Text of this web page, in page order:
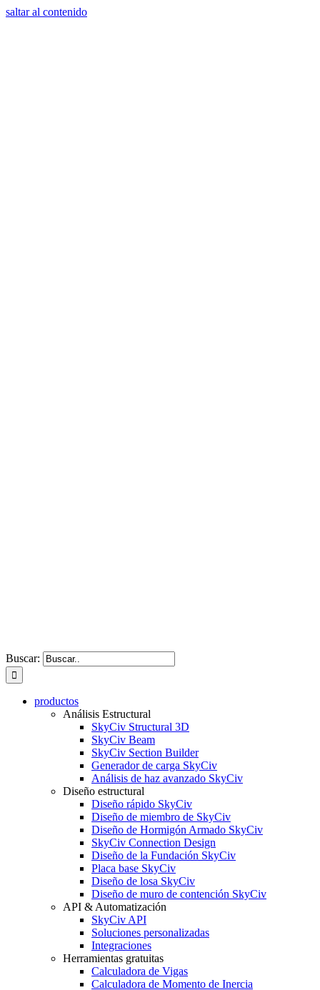
saltar al contenido
Buscar:
productos
Análisis Estructural
SkyCiv Structural 3D
SkyCiv Beam
SkyCiv Section Builder
Generador de carga SkyCiv
Análisis de haz avanzado SkyCiv
Diseño estructural
Diseño rápido SkyCiv
Diseño de miembro de SkyCiv
Diseño de Hormigón Armado SkyCiv
SkyCiv Connection Design
Diseño de la Fundación SkyCiv
Placa base SkyCiv
Diseño de losa SkyCiv
Diseño de muro de contención SkyCiv
API & Automatización
SkyCiv API
Soluciones personalizadas
Integraciones
Herramientas gratuitas
Calculadora de Vigas
Calculadora de Momento de Inercia